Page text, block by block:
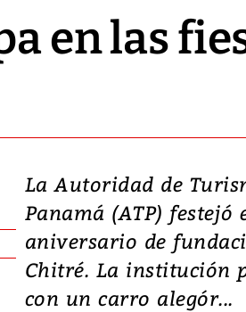
en las
La Autoridad de
Panamá (ATP) festejó
aniversario de
Chitré. La institución
con un carro alegór...
Video, Japón:
deja heridos y
daños en